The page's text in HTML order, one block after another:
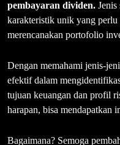
pembayaran dividen.
karakteristik unik yang
merencanakan portofolio
Dengan memahami jenis-
efektif dalam
tujuan keuangan dan profil
harapan, bisa mendapatkan
Bagaimana? Semoga